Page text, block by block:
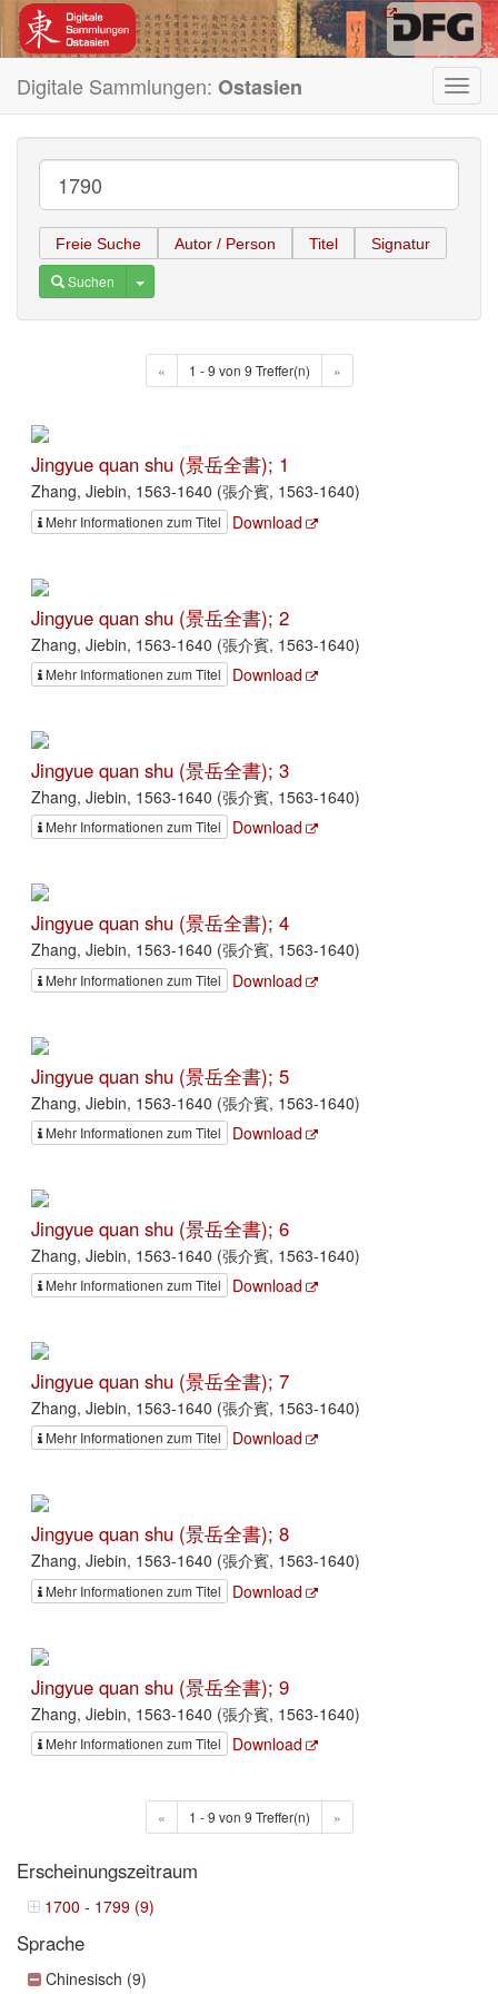
Digitale Sammlungen: Ostasien
Freie Suche Autor / Person Titel Signatur
Suchen Toggle Dropdown
« 1 - 9 von 9 Treffer(n) »
Jingyue quan shu (景岳全書); 1
Zhang, Jiebin, 1563-1640 (張介賓, 1563-1640)
Mehr Informationen zum Titel Download
Jingyue quan shu (景岳全書); 2
Zhang, Jiebin, 1563-1640 (張介賓, 1563-1640)
Mehr Informationen zum Titel Download
Jingyue quan shu (景岳全書); 3
Zhang, Jiebin, 1563-1640 (張介賓, 1563-1640)
Mehr Informationen zum Titel Download
Jingyue quan shu (景岳全書); 4
Zhang, Jiebin, 1563-1640 (張介賓, 1563-1640)
Mehr Informationen zum Titel Download
Jingyue quan shu (景岳全書); 5
Zhang, Jiebin, 1563-1640 (張介賓, 1563-1640)
Mehr Informationen zum Titel Download
Jingyue quan shu (景岳全書); 6
Zhang, Jiebin, 1563-1640 (張介賓, 1563-1640)
Mehr Informationen zum Titel Download
Jingyue quan shu (景岳全書); 7
Zhang, Jiebin, 1563-1640 (張介賓, 1563-1640)
Mehr Informationen zum Titel Download
Jingyue quan shu (景岳全書); 8
Zhang, Jiebin, 1563-1640 (張介賓, 1563-1640)
Mehr Informationen zum Titel Download
Jingyue quan shu (景岳全書); 9
Zhang, Jiebin, 1563-1640 (張介賓, 1563-1640)
Mehr Informationen zum Titel Download
« 1 - 9 von 9 Treffer(n) »
Erscheinungszeitraum
1700 - 1799 (9)
Sprache
Chinesisch (9)